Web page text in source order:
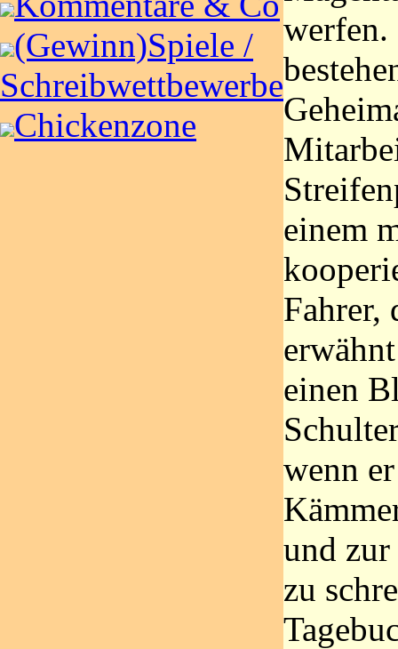
(Gewinn)Spiele /
Schreibwettbewerbe
Chickenzone
werfen.
einem
Fahrer,
einen
wenn
und zur
zu